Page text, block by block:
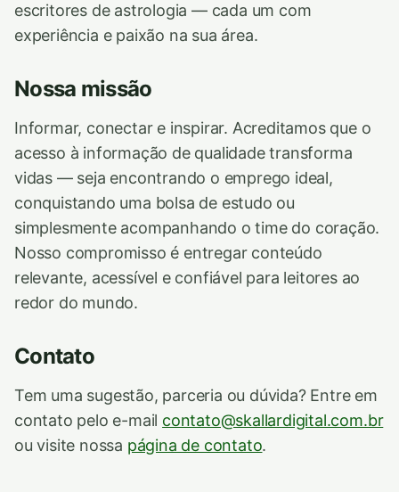
escritores de astrologia — cada um com
experiência e paixão na sua área.
Nossa missão
Informar, conectar e inspirar. Acreditamos que o
acesso à informação de qualidade transforma
vidas — seja encontrando o emprego ideal,
conquistando uma bolsa de estudo ou
simplesmente acompanhando o time do coração.
Nosso compromisso é entregar conteúdo
relevante, acessível e confiável para leitores ao
redor do mundo.
Contato
Tem uma sugestão, parceria ou dúvida? Entre em
contato pelo e-mail contato@skallardigital.com.br
ou visite nossa página de contato.